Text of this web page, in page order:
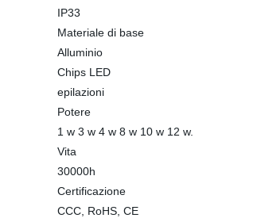
IP33
Materiale di base
Alluminio
Chips LED
epilazioni
Potere
1 w 3 w 4 w 8 w 10 w 12 w.
Vita
30000h
Certificazione
CCC, RoHS, CE